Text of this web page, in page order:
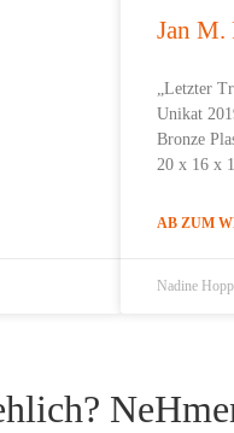
Jan M.
„Letzter
Unikat
Bronze
20 x 16 x
AB ZUM
Nadine